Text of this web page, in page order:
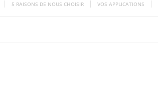
5 RAISONS DE NOUS CHOISIR VOS APPLICATIONS